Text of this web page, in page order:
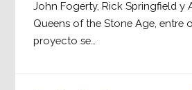
John Fogerty, Rick Springfield y
Queens of the Stone Age, entre
proyecto se…